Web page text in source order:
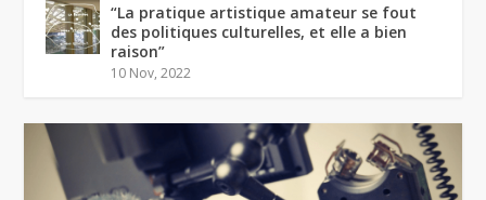
“La pratique artistique amateur se fout
des politiques culturelles, et elle a bien
raison”
10 Nov, 2022